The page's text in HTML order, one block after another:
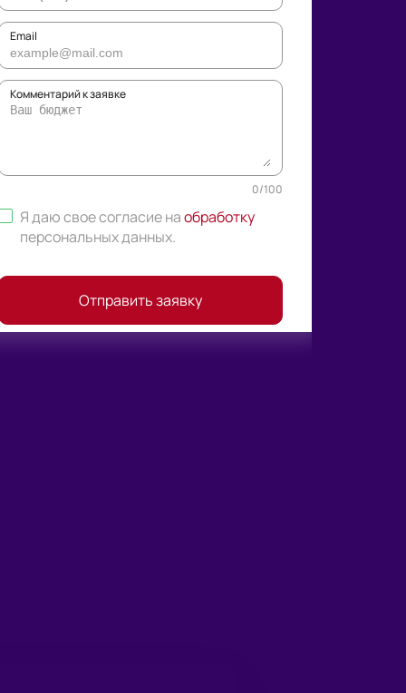
Email
Комментарий к заявке
0/100
Я даю свое согласие наобработку
персональных данных.
Отправить заявку